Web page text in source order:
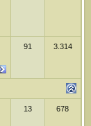
91 3.314
13 678